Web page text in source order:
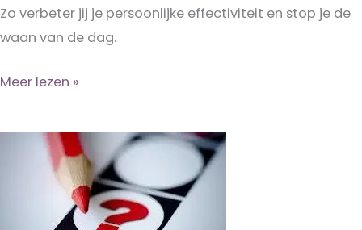
Zo verbeter jij je persoonlijke effectiviteit en stop je de
waan van de dag.
5
om
persoonlijke
effectiviteit
Meer lezen »